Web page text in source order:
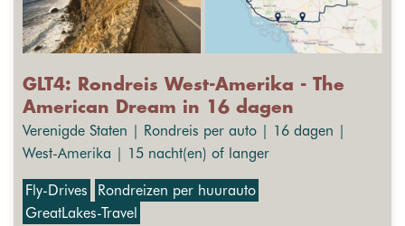
GLT4: Rondreis West-Amerika - The
American Dream in 16 dagen
Verenigde Staten | Rondreis per auto | 16 dagen |
West-Amerika | 15 nacht(en) of langer
Fly-Drives
Rondreizen per huurauto
GreatLakes-Travel